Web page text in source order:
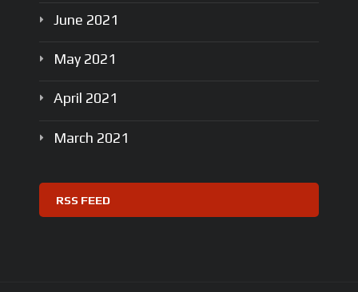
June 2021
May 2021
April 2021
March 2021
RSS FEED